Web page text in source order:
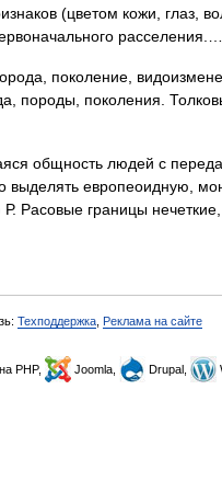
(цветом кожи, глаз,
поколение,
породы, поколения.
общность людей с
европеоидную,
Р. Расовые границы
Техподдержка Реклама на сайте
PHP, Joomla, Drupal,